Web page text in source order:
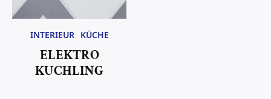
INTERIEUR KÜCHE
ELEKTRO
KUCHLING